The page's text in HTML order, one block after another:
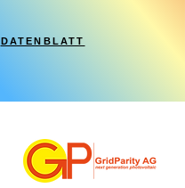
DATENBLATT